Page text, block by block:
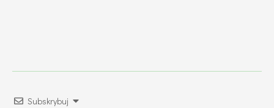
Subskrybuj